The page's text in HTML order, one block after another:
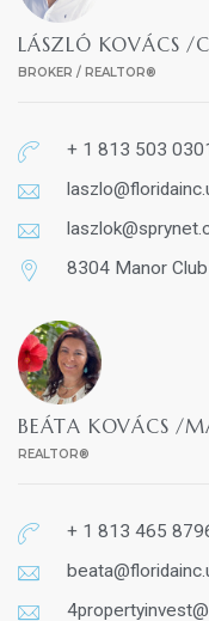
LÁSZLÓ KOVÁCS /
BROKER / REALTOR®
+ 1 813 503
8304 Manor
BEÁTA KOVÁCS /
REALTOR®
+ 1 813 465